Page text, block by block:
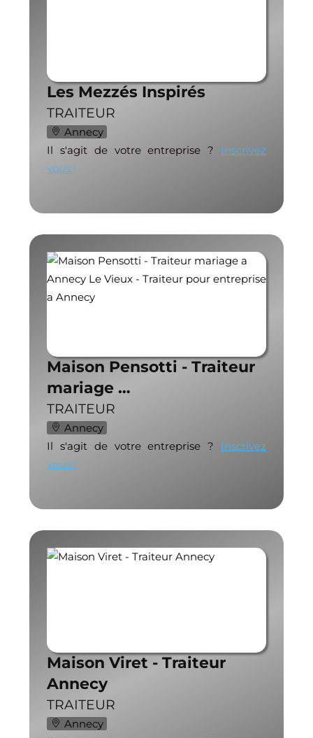
Les Mezzés Inspirés
TRAITEUR
Annecy
Il s'agit de votre entreprise ? Inscrivez
vous !
Maison Pensotti - Traiteur
mariage …
TRAITEUR
Annecy
Il s'agit de votre entreprise ? Inscrivez
vous !
Maison Viret - Traiteur
Annecy
TRAITEUR
Annecy